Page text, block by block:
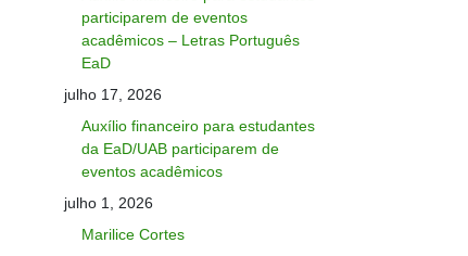
participarem de eventos
acadêmicos – Letras Português
EaD
julho 17, 2026
Auxílio financeiro para estudantes
da EaD/UAB participarem de
eventos acadêmicos
julho 1, 2026
Marilice Cortes